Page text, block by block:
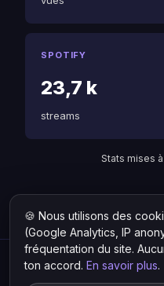
SPOTIFY
23,7 k
streams
Stats mises
Retour à T Matt
Hit Lokal·L'actu rap &
🍪 Nous utilisons des
(Google Analytics, IP
fréquentation du site.
ton accord. En savoir plus.